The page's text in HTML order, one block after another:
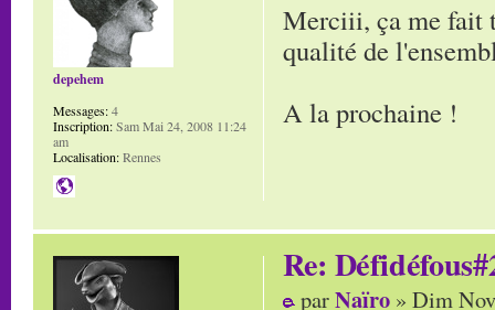
Merciii, ça me fait
qualité de
A la prochaine !
depehem
Messages:4
Inscription:Sam Mai 24, 2008 11:24
am
Localisation:Rennes
Re:
parNaïro » Dim